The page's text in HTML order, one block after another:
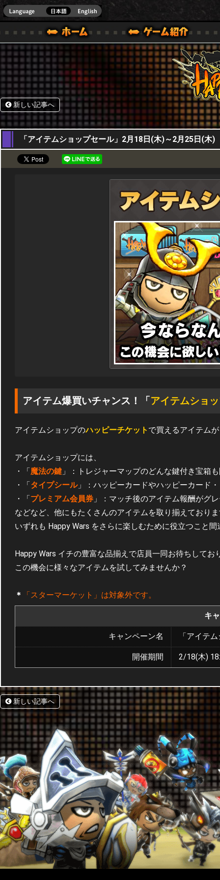
ONE VER.]
ガイド
ル｜HAPPY WARS(ハッピーウォーズ)公式サイト [ XBOX 360,XBOX ONE VER.]
サポート | HAPPY WARS(ハッピーウォーズ)公式サイ
新しい記事へ
18,02,2021
「アイテムショップセール」2月18日(木)～2月25日(木)
アイテム爆買いチャンス！「 アイテムショ
アイテムショップのハッピーチケット で買えるアイテムが
アイテムショップには、
・「 魔法の鍵 」：トレジャーマップのどんな鍵付き宝箱
・「 タイプシール」：ハッピーカードやハッピーカード
・「 プレミアム会員券 」：マッチ後のアイテム報酬がグ
などなど、他にもたくさんのアイテムを取り揃えており
いずれも Happy Wars をさらに楽しむために役立つこと
Happy Wars イチの豊富な品揃えで店員一同お待ちしてお
この機会に様々なアイテムを試してみませんか？
＊ 「スターマーケット」は対象外です。
キ
キャンペーン名 「アイテ
開催期間 2/18(木)
新しい記事へ